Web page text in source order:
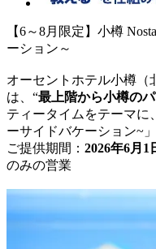
【6～8月限定】小樽
ーション～
オーセントホテル小樽（
は、“最上階から小樽の
ティータイムをテーマに
ーサイドバケーション~
ご提供期間： 2026年6月1
のみの営業